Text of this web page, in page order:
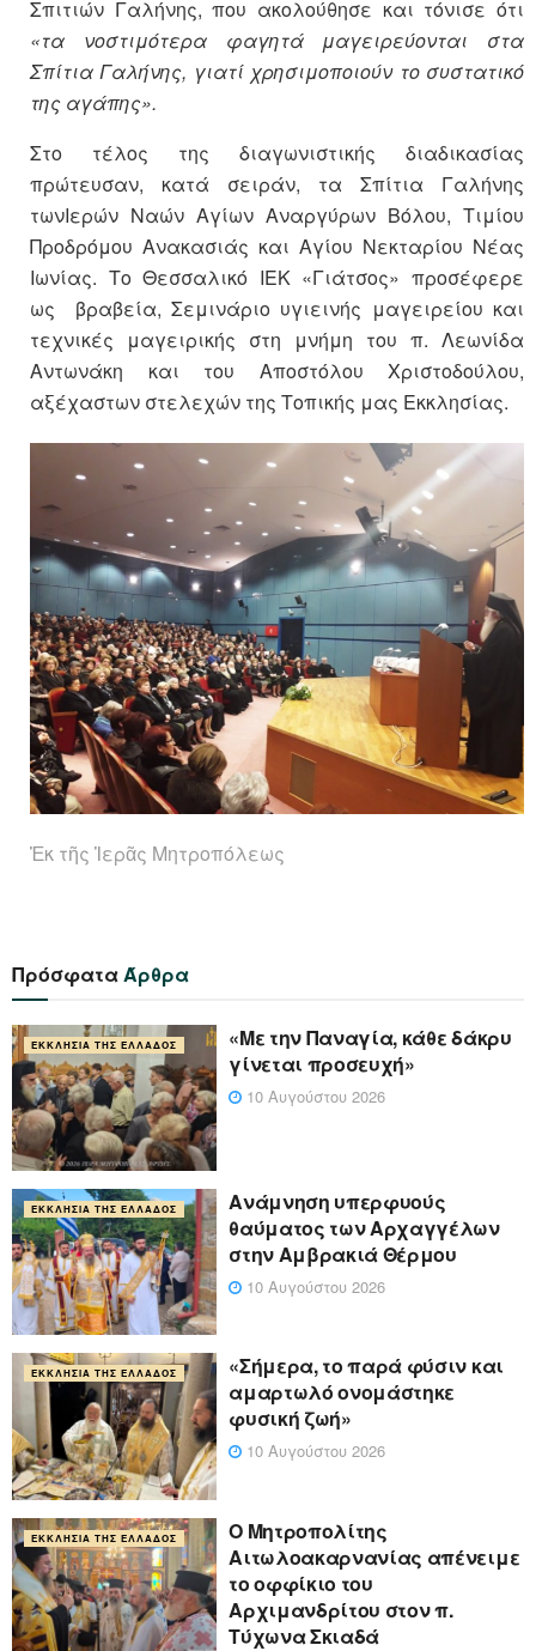
Σπιτιών Γαλήνης, που ακολούθησε και τόνισε ότι
«τα νοστιμότερα φαγητά μαγειρεύονται στα
Σπίτια Γαλήνης, γιατί χρησιμοποιούν το συστατικό
της αγάπης».
Στο τέλος της διαγωνιστικής διαδικασίας
πρώτευσαν, κατά σειράν, τα Σπίτια Γαλήνης
τωνΙερών Ναών Αγίων Αναργύρων Βόλου, Τιμίου
Προδρόμου Ανακασιάς και Αγίου Νεκταρίου Νέας
Ιωνίας. Το Θεσσαλικό ΙΕΚ «Γιάτσος» προσέφερε
ως βραβεία, Σεμινάριο υγιεινής μαγειρείου και
τεχνικές μαγειρικής στη μνήμη του π. Λεωνίδα
Αντωνάκη και του Αποστόλου Χριστοδούλου,
αξέχαστων στελεχών της Τοπικής μας Εκκλησίας.
Ἐκ τῆς Ἱερᾶς Μητροπόλεως
Πρόσφατα Άρθρα
ΕΚΚΛΗΣΊΑ ΤΗΣ ΕΛΛΆΔΟΣ
«Με την Παναγία, κάθε δάκρυ
γίνεται προσευχή»
10 Αυγούστου 2026
ΕΚΚΛΗΣΊΑ ΤΗΣ ΕΛΛΆΔΟΣ
Ανάμνηση υπερφυούς
θαύματος των Αρχαγγέλων
στην Αμβρακιά Θέρμου
10 Αυγούστου 2026
ΕΚΚΛΗΣΊΑ ΤΗΣ ΕΛΛΆΔΟΣ
«Σήμερα, το παρά φύσιν και
αμαρτωλό ονομάστηκε
φυσική ζωή»
10 Αυγούστου 2026
ΕΚΚΛΗΣΊΑ ΤΗΣ ΕΛΛΆΔΟΣ
Ο Μητροπολίτης
Αιτωλοακαρνανίας απένειμε
το οφφίκιο του
Αρχιμανδρίτου στον π.
Τύχωνα Σκιαδά